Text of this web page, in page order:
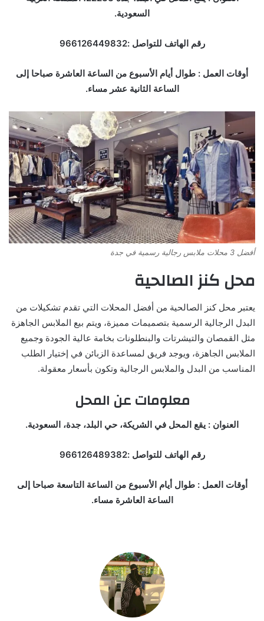
السعودية.
رقم الهاتف للتواصل :966126449832
أوقات العمل : طوال أيام الأسبوع من الساعة العاشرة صباحا إلى
الساعة الثانية عشر مساء.
أفضل 3 محلات ملابس رجالية رسمية في جدة
محل كنز الصالحية
يعتبر محل كنز الصالحية من أفضل المحلات التي تقدم تشكيلات من
البدل الرجالية الرسمية بتصميمات مميزة، ويتم بيع الملابس الجاهزة
مثل القمصان والتيشرتات والبنطلونات بخامة عالية الجودة وجميع
الملابس الجاهزة، ويوجد فريق لمساعدة الزبائن في إختيار الطلب
المناسب من البدل والملابس الرجالية وتكون بأسعار معقولة.
معلومات عن المحل
العنوان : يقع المحل في الشريكة، حي البلد، جدة، السعودية.
رقم الهاتف للتواصل :966126489382
أوقات العمل : طوال أيام الأسبوع من الساعة التاسعة صباحا إلى
الساعة العاشرة مساء.